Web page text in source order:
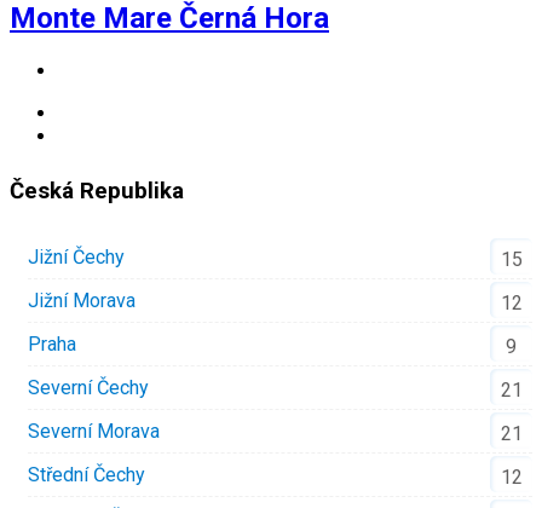
Monte Mare Černá Hora
Česká Republika
Jižní Čechy
15
Jižní Morava
12
Praha
9
Severní Čechy
21
Severní Morava
21
Střední Čechy
12